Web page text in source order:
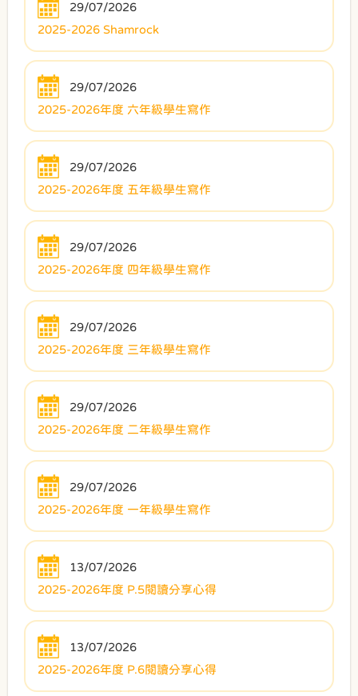
29/07/2026
2025-2026 Shamrock
29/07/2026
2025-2026年度 六年級學生寫作
29/07/2026
2025-2026年度 五年級學生寫作
29/07/2026
2025-2026年度 四年級學生寫作
29/07/2026
2025-2026年度 三年級學生寫作
29/07/2026
2025-2026年度 二年級學生寫作
29/07/2026
2025-2026年度 一年級學生寫作
13/07/2026
2025-2026年度 P.5閱讀分享心得
13/07/2026
2025-2026年度 P.6閱讀分享心得